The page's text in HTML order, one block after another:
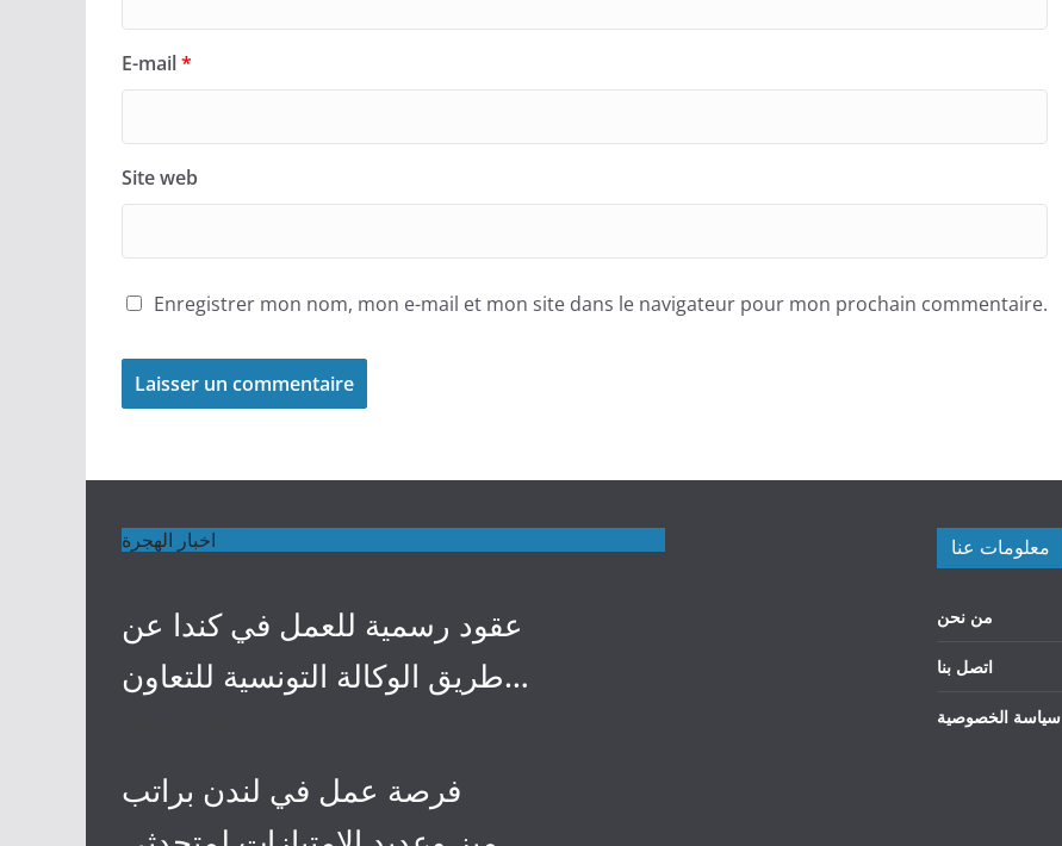
E-mail*
Site web
Enregistrer mon nom, mon e-mail et mon site dans le navigateur pour mon prochain commentaire.
اخبار الهجرة
عقود رسمية للعمل في كندا عن
طريق الوكالة التونسية للتعاون
فرصة عمل في لندن براتب
معلومات عنا
من نحن
اتصل بنا
سياسة الخصوصية